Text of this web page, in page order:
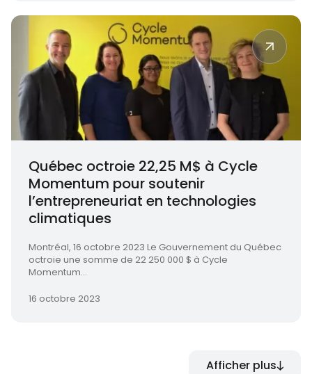
Québec octroie 22,25 M$ à Cycle
Momentum pour soutenir
l’entrepreneuriat en technologies
climatiques
Montréal, 16 octobre 2023 Le Gouvernement du Québec
octroie une somme de 22 250 000 $ à Cycle
Momentum...
16 octobre 2023
Afficher plus